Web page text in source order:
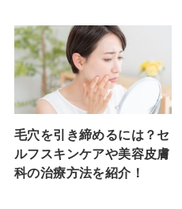
毛穴を引き締めるには？セ
ルフスキンケアや美容皮膚
科の治療方法を紹介！